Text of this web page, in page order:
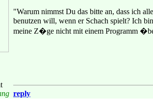
"Warum nimmst Du das bitte an, dass ich
benutzen will, wenn er Schach spielt? Ich
meine Z�ge nicht mit einem Programm
reply